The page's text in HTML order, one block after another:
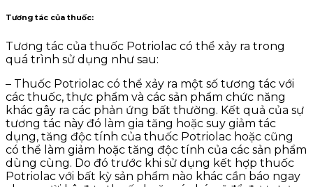
Tương tác của thuốc:
Tương tác của thuốc Potriolac có thể xảy ra trong
quá trình sử dụng như sau:
– Thuốc Potriolac có thể xảy ra một số tương tác với
các thuốc, thực phẩm và các sản phẩm chức năng
khác gây ra các phản ứng bất thường. Kết quả của sự
tương tác này đó làm gia tăng hoặc suy giảm tác
dụng, tăng độc tính của thuốc Potriolac hoặc cũng
có thể làm giảm hoặc tăng độc tính của các sản phẩm
dùng cùng. Do đó trước khi sử dụng kết hợp thuốc
Potriolac với bất kỳ sản phẩm nào khác cần báo ngay